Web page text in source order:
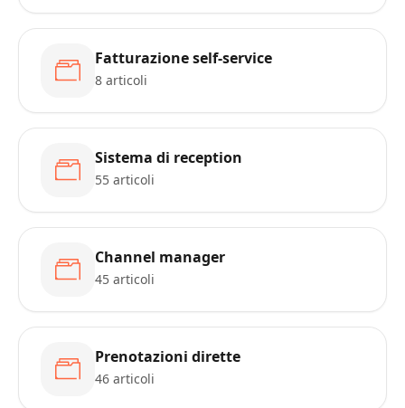
Fatturazione self-service
8 articoli
Sistema di reception
55 articoli
Channel manager
45 articoli
Prenotazioni dirette
46 articoli